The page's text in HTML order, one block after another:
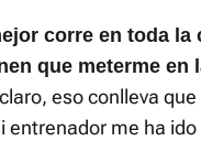
corre en toda la
que meterme en
eso conlleva
entrenador me ha